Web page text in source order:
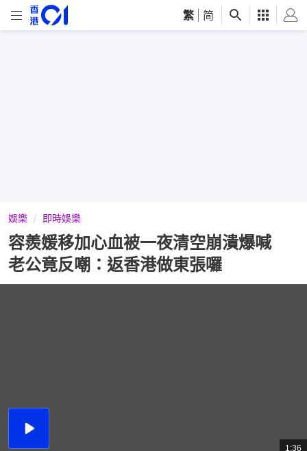
繁 简
娛樂 即時娛樂
容羨媛移加心血被一夜清空崩潰爆喊
老公竟反嘲：返香港做東張囉
播
總
1:36